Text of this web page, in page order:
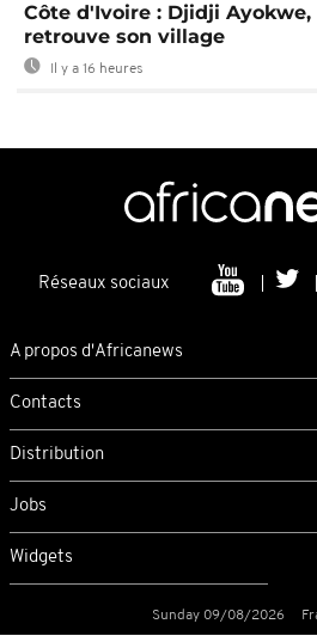
Côte d'Ivoire : Djidji
retrouve son village
Il y a 16 heures
Réseaux sociaux
A propos d'Africanews
Contacts
Distribution
Jobs
Widgets
Sunday 09/08/2026